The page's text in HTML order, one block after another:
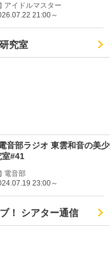
アイドルマスター
21:00～
究室
音部ラジオ 東雲和音の美
室#41
電音部
23:00～
！ シアター通信